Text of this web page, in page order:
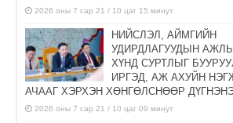
2026 оны 7 сар 21 / 10 цаг 15 минут
НИЙСЛЭЛ, АЙМГИЙН
УДИРДЛАГУУДЫН
ХҮНД СУРТЛЫГ
ИРГЭД, АЖ АХУЙН
АЧААГ ХЭРХЭН ХӨНГӨЛСНӨӨР
2026 оны 7 сар 21 / 10 цаг 09 минут